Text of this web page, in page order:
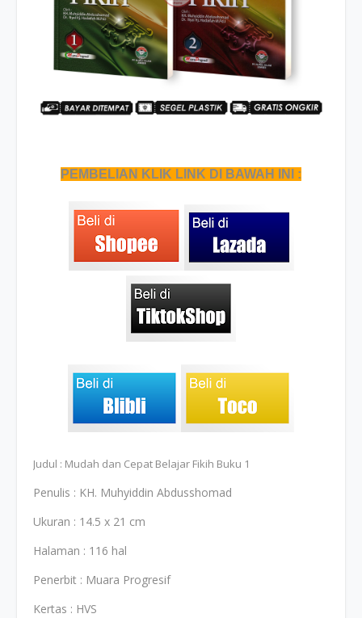
PEMBELIAN KLIK LINK DI BAWAH INI :
Judul : Mudah dan Cepat Belajar Fikih Buku 1
Penulis : KH. Muhyiddin Abdusshomad
Ukuran : 14.5 x 21 cm
Halaman : 116 hal
Penerbit : Muara Progresif
Kertas : HVS